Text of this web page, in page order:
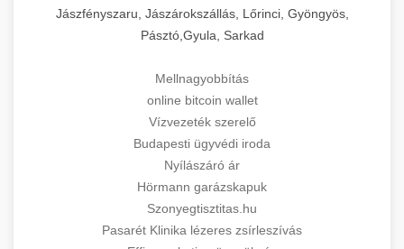
Jászfényszaru, Jászárokszállás, Lőrinci, Gyöngyös,
Pásztó,Gyula, Sarkad
Mellnagyobbítás
online bitcoin wallet
Vízvezeték szerelő
Budapesti ügyvédi iroda
Nyílászáró ár
Hörmann garázskapuk
Szonyegtisztitas.hu
Pasarét Klinika lézeres zsírleszívás